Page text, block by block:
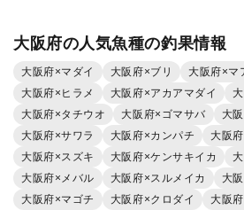
大阪府の人気魚種の釣果情報
大阪府×マダイ 大阪府×ブリ 大阪府×マ
大阪府×ヒラメ
大阪府×アカアマダイ
大阪府×タチウオ
大阪府×ゴマサバ
大
大阪府×サワラ
大阪府×カンパチ
大阪
大阪府×スズキ
大阪府×ケンサキイカ
大阪府×メバル
大阪府×スルメイカ
大
大阪府×マゴチ
大阪府×クロダイ
大阪